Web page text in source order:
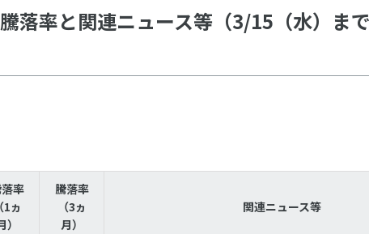
落率と関連ニュース等（3/15（水）ま
率
（1ヵ
）
騰落率
（3ヵ
月）
関連ニュース等